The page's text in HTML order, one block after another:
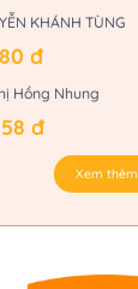
KHÁNH TÙNG
đ
Hồng Nhung
đ
Xem thêm